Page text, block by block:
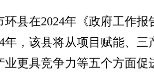
在2024年《政府工作报
年，该县将从项目赋能、三
业更具竞争力等五个方面促